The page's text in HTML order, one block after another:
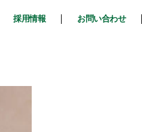
採用情報 お問い合わせ